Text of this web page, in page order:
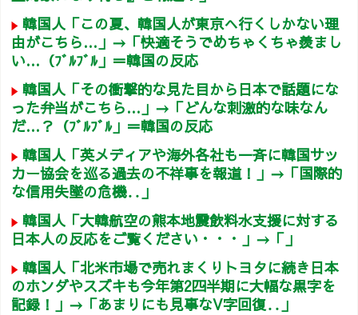
韓国人「この夏、韓国人が東京へ行くしかない理
由がこちら…」→「快適そうでめちゃくちゃ羨まし
い…（ﾌﾞﾙﾌﾞﾙ」＝韓国の反応
韓国人「その衝撃的な見た目から日本で話題にな
った弁当がこちら…」→「どんな刺激的な味なん
だ…？（ﾌﾞﾙﾌﾞﾙ」＝韓国の反応
韓国人「英メディアや海外各社も一斉に韓国サッ
カー協会を巡る過去の不祥事を報道！」→「国際的
な信用失墜の危機‥」
韓国人「大韓航空の熊本地震飲料水支援に対する
日本人の反応をご覧ください・・・」→「」
韓国人「北米市場で売れまくりトヨタに続き日本
のホンダやスズキも今年第2四半期に大幅な黒字を
記録！」→「あまりにも見事なV字回復‥」